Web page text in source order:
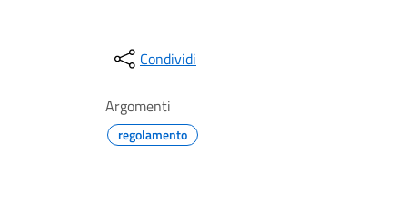
Condividi
Argomenti
regolamento